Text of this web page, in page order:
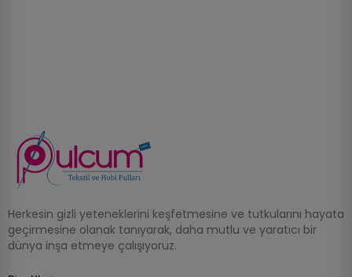
Herkesin gizli yeteneklerini keşfetmesine ve tutkularını hayata
geçirmesine olanak tanıyarak, daha mutlu ve yaratıcı bir
dünya inşa etmeye çalışıyoruz.